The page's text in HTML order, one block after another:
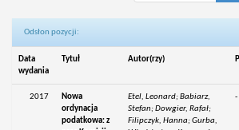
Odsłon pozycji:
Data
wydania
Tytuł Autor(rzy)
2017
Nowa
ordynacja
podatkowa: z
Etel, Leonard; Babiarz,
Stefan; Dowgier, Rafał;
Filipczyk, Hanna; Gurba,
-